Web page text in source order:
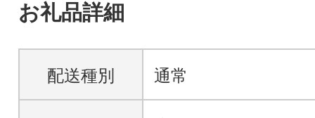
お礼品詳細
配送種別 通常